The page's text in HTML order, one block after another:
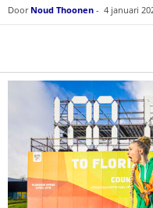
Door Noud Thoonen - 4 januari